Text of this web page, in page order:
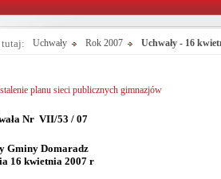
tutaj: Uchwały Rok 2007 Uchwały - 16
planu sieci publicznych gimnazjów
Nr VII/53 / 07
Gminy Domaradz
16 kwietnia 2007 r